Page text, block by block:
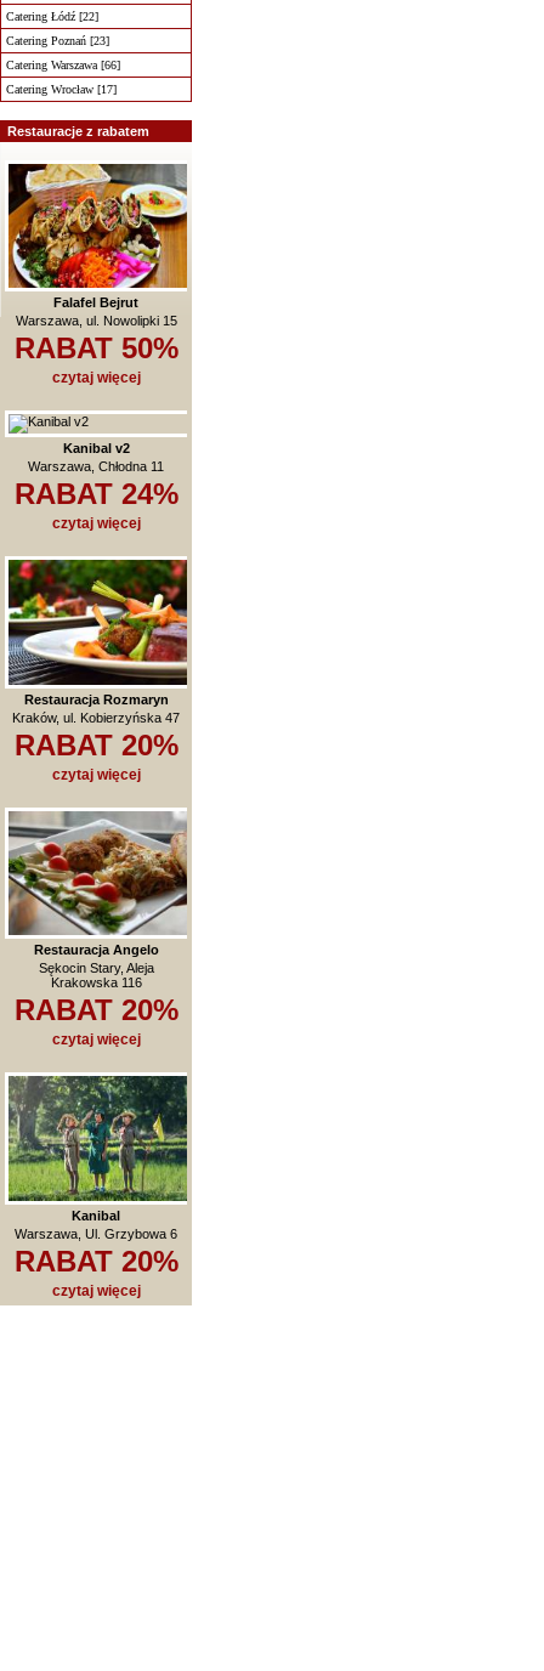
Catering Łódź [22]
Catering Poznań [23]
Catering Warszawa [66]
Catering Wrocław [17]
Restauracje z rabatem
Falafel Bejrut
Warszawa, ul. Nowolipki 15
RABAT 50%
czytaj więcej
Kanibal v2
Warszawa, Chłodna 11
RABAT 24%
czytaj więcej
Restauracja Rozmaryn
Kraków, ul. Kobierzyńska 47
RABAT 20%
czytaj więcej
Restauracja Angelo
Sękocin Stary, Aleja
Krakowska 116
RABAT 20%
czytaj więcej
Kanibal
Warszawa, Ul. Grzybowa 6
RABAT 20%
czytaj więcej